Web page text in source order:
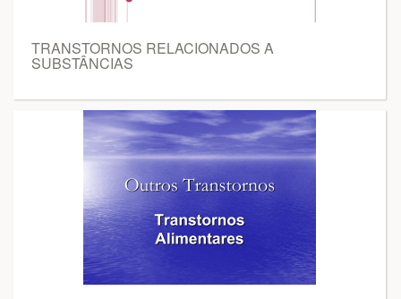
TRANSTORNOS RELACIONADOS A
SUBSTÂNCIAS